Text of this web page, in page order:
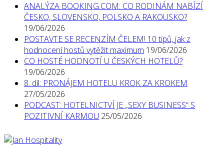
ANALÝZA BOOKING.COM: CO RODINÁM NABÍZÍ
ČESKO, SLOVENSKO, POLSKO A RAKOUSKO?
19/06/2026
POSTAVTE SE RECENZÍM ČELEM! 10 tipů, jak z
hodnocení hostů vytěžit maximum 19/06/2026
CO HOSTÉ HODNOTÍ U ČESKÝCH HOTELŮ?
19/06/2026
8. díl: PRONÁJEM HOTELU KROK ZA KROKEM
27/05/2026
PODCAST: HOTELNICTVÍ JE „SEXY BUSINESS“ S
POZITIVNÍ KARMOU 25/05/2026